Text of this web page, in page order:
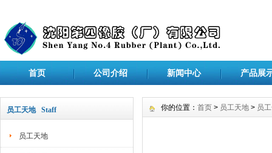
首页 公司介绍 新闻中心 产品展
员工天地 Staff
员工天地
你的位置： 首页 > 员工天地 > 员